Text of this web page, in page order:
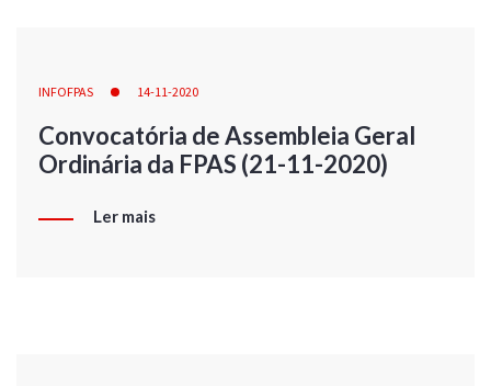
INFOFPAS 14-11-2020
Convocatória de Assembleia Geral
Ordinária da FPAS (21-11-2020)
Ler mais